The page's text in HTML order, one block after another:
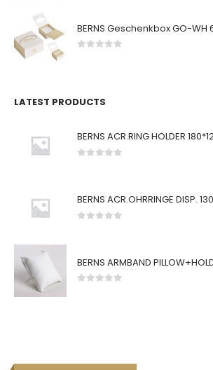
LATEST PRODUCTS
BERNS ARMBAND